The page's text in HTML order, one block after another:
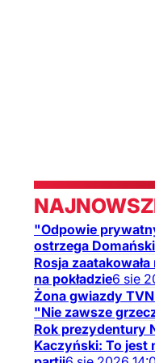
"Odpowie
ostrzega
Rosja
na pokładzie6 sie
Żona gwiazdy
"Nie zawsze
Rok prezydentury
Kaczyński: To jest